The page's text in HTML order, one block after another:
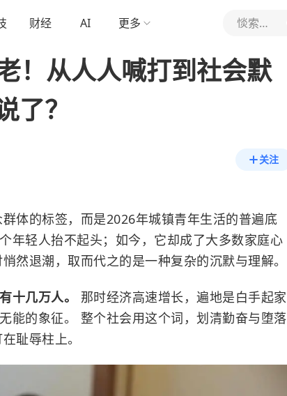
财经 AI 更多 惔索比记
！从人人喊打到社会默
了？
关注
体的标签，而是2026年城镇青年生活的普遍底
年轻人抬不起头；如今，它却成了大多数家庭心
然退潮，取而代之的是一种复杂的沉默与理解。
十几万人。 那时经济高速增长，遍地是白手起家
能的象征。 整个社会用这个词，划清勤奋与堕落
耻辱柱上。